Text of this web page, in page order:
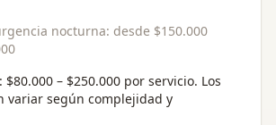
nocturna: desde $150.000
$80.000 – $250.000 por servicio. Los
variar según complejidad y